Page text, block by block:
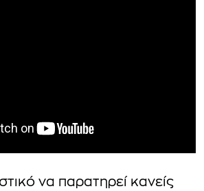
να παρατηρεί κανείς